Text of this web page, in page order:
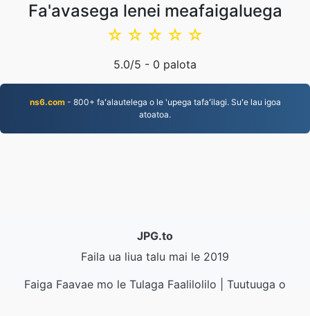
Fa'avasega lenei meafaigaluega
☆
☆
☆
☆
☆
5.0/5 - 0 palota
ns6.com- 800+ faʻalautelega o le 'upega tafaʻilagi. Suʻe lau igoa
atoatoa.
JPG.to
Faila ua liua talu mai le 2019
Faiga Faavae mo le Tulaga Faalilolilo
Tuutuuga o